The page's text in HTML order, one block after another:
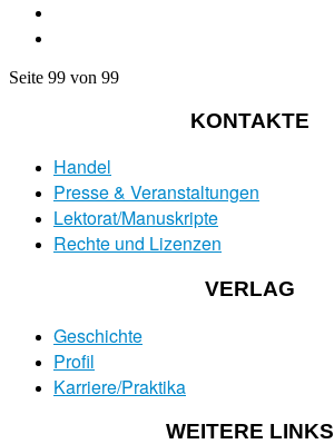
Seite 99 von 99
KONTAKTE
Handel
Presse & Veranstaltungen
Lektorat/Manuskripte
Rechte und Lizenzen
VERLAG
Geschichte
Profil
Karriere/Praktika
WEITERE LINKS